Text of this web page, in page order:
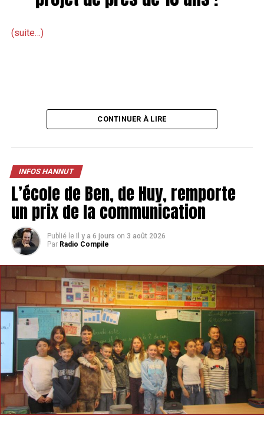
(suite…)
CONTINUER À LIRE
INFOS HANNUT
L’école de Ben, de Huy, remporte
un prix de la communication
Publié le Il y a 6 jours on 3 août 2026
Par Radio Compile